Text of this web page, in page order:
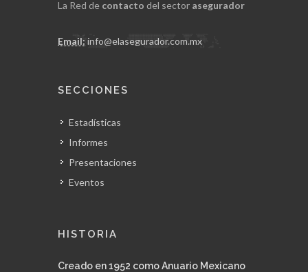
La Red de contacto del sector asegurador
Email: info@elasegurador.com.mx
SECCIONES
Estadísticas
Informes
Presentaciones
Eventos
HISTORIA
Creado en 1952 como Anuario Mexicano